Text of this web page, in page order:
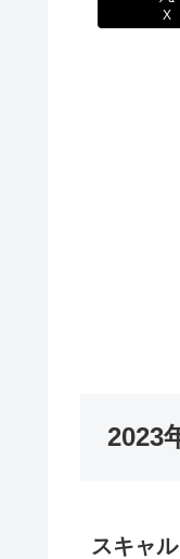
X
2023
スキャ